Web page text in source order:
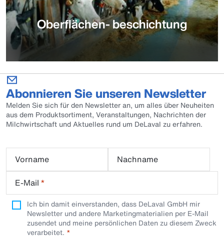
Oberflächen- beschichtung
Abonnieren Sie unseren Newsletter
Melden Sie sich für den Newsletter an, um alles über Neuheiten
aus dem Produktsortiment, Veranstaltungen, Nachrichten der
Milchwirtschaft und Aktuelles rund um DeLaval zu erfahren.
Vorname
Nachname
E-Mail *
Ich bin damit einverstanden, dass DeLaval GmbH mir
Newsletter und andere Marketingmaterialien per E-Mail
zusendet und meine persönlichen Daten zu diesem Zweck
verarbeitet.